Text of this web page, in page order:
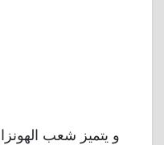
و يتميز شعب